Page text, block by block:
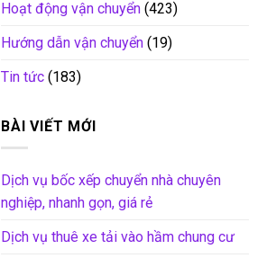
Hoạt động vận chuyển (423)
Hướng dẫn vận chuyển (19)
Tin tức (183)
BÀI VIẾT MỚI
Dịch vụ bốc xếp chuyển nhà chuyên
nghiệp, nhanh gọn, giá rẻ
Dịch vụ thuê xe tải vào hầm chung cư